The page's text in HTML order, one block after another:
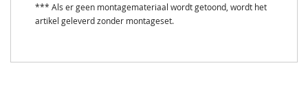
*** Als er geen montagemateriaal wordt getoond, wordt het
artikel geleverd zonder montageset.